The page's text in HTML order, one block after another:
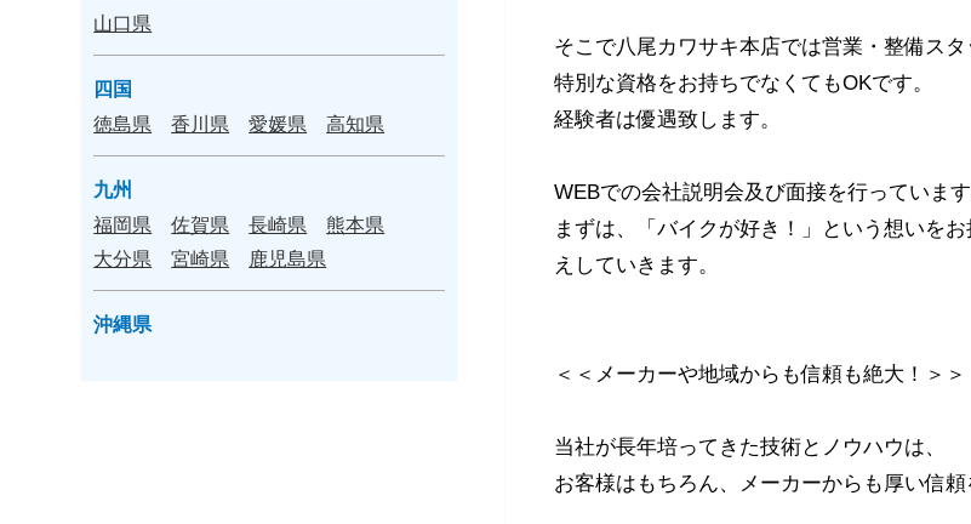
そこで八尾カワサキ本店では営業・整備スタ
特別な資格をお持ちでなくてもOKです。
経験者は優遇致します。
WEBでの会社説明会及び面接を行っていま
まずは、「バイクが好き！」という想いを
えしていきます。
＜＜メーカーや地域からも信頼も絶大！＞＞
当社が長年培ってきた技術とノウハウは、
お客様はもちろん、メーカーからも厚い信頼
山口県
四国
徳島県
香川県 愛媛県 高知県
九州
福岡県
佐賀県 長崎県
熊本県
大分県
宮崎県 鹿児島県
沖縄県